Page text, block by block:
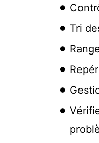
Tri